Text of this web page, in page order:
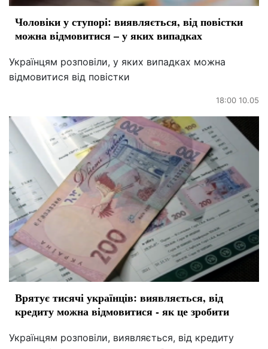
Чоловіки у ступорі: виявляється, від повістки
можна відмовитися – у яких випадках
Українцям розповіли, у яких випадках можна
відмовитися від повістки
18:00 10.05
Врятує тисячі українців: виявляється, від
кредиту можна відмовитися - як це зробити
Українцям розповіли, виявляється, від кредиту